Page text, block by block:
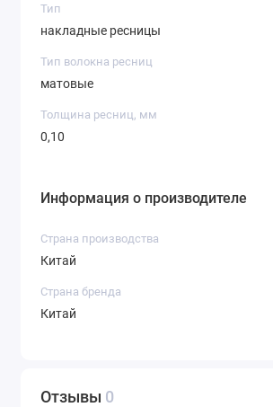
Тип
накладные ресницы
Тип волокна ресниц
матовые
Толщина ресниц, мм
0,10
Информация о производителе
Страна производства
Китай
Страна бренда
Китай
Отзывы 0